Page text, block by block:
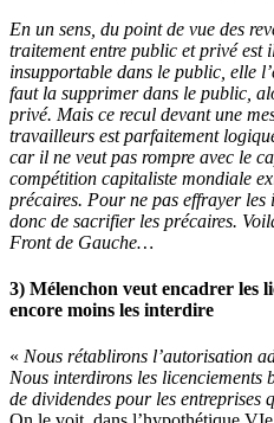
En un sens, du point de vue des
traitement entre public et privé est
insupportable dans le public, elle
faut la supprimer dans le public,
privé. Mais ce recul devant une
travailleurs est parfaitement
car il ne veut pas rompre avec le
compétition capitaliste mondiale
précaires. Pour ne pas effrayer les
donc de sacrifier les précaires.
Front de Gauche…
3) Mélenchon veut encadrer les
encore moins les interdire
« Nous rétablirons l’autorisation
Nous interdirons les
de dividendes pour les entreprises